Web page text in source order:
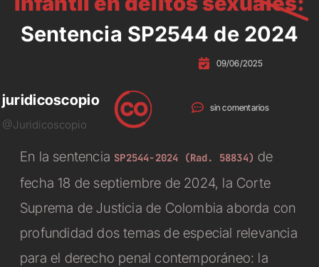
Sentencia SP2544 de 2024
juridicoscopio
@Juridicoscopio
09/06/2025
sin comentarios
En la sentencia SP2544-2024 (Rad. 58834) de
fecha 18 de septiembre de 2024, la Corte
Suprema de Justicia de Colombia aborda con
profundidad dos temas de especial relevancia
para el derecho penal contemporáneo: la